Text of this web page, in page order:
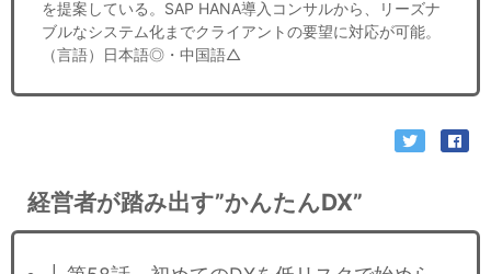
を提案している。SAP HANA導入コンサルから、リーズナ
ブルなシステム化までクライアントの要望に対応が可能。
（言語）日本語◎・中国語△
経営者が踏み出す”かんたんDX”